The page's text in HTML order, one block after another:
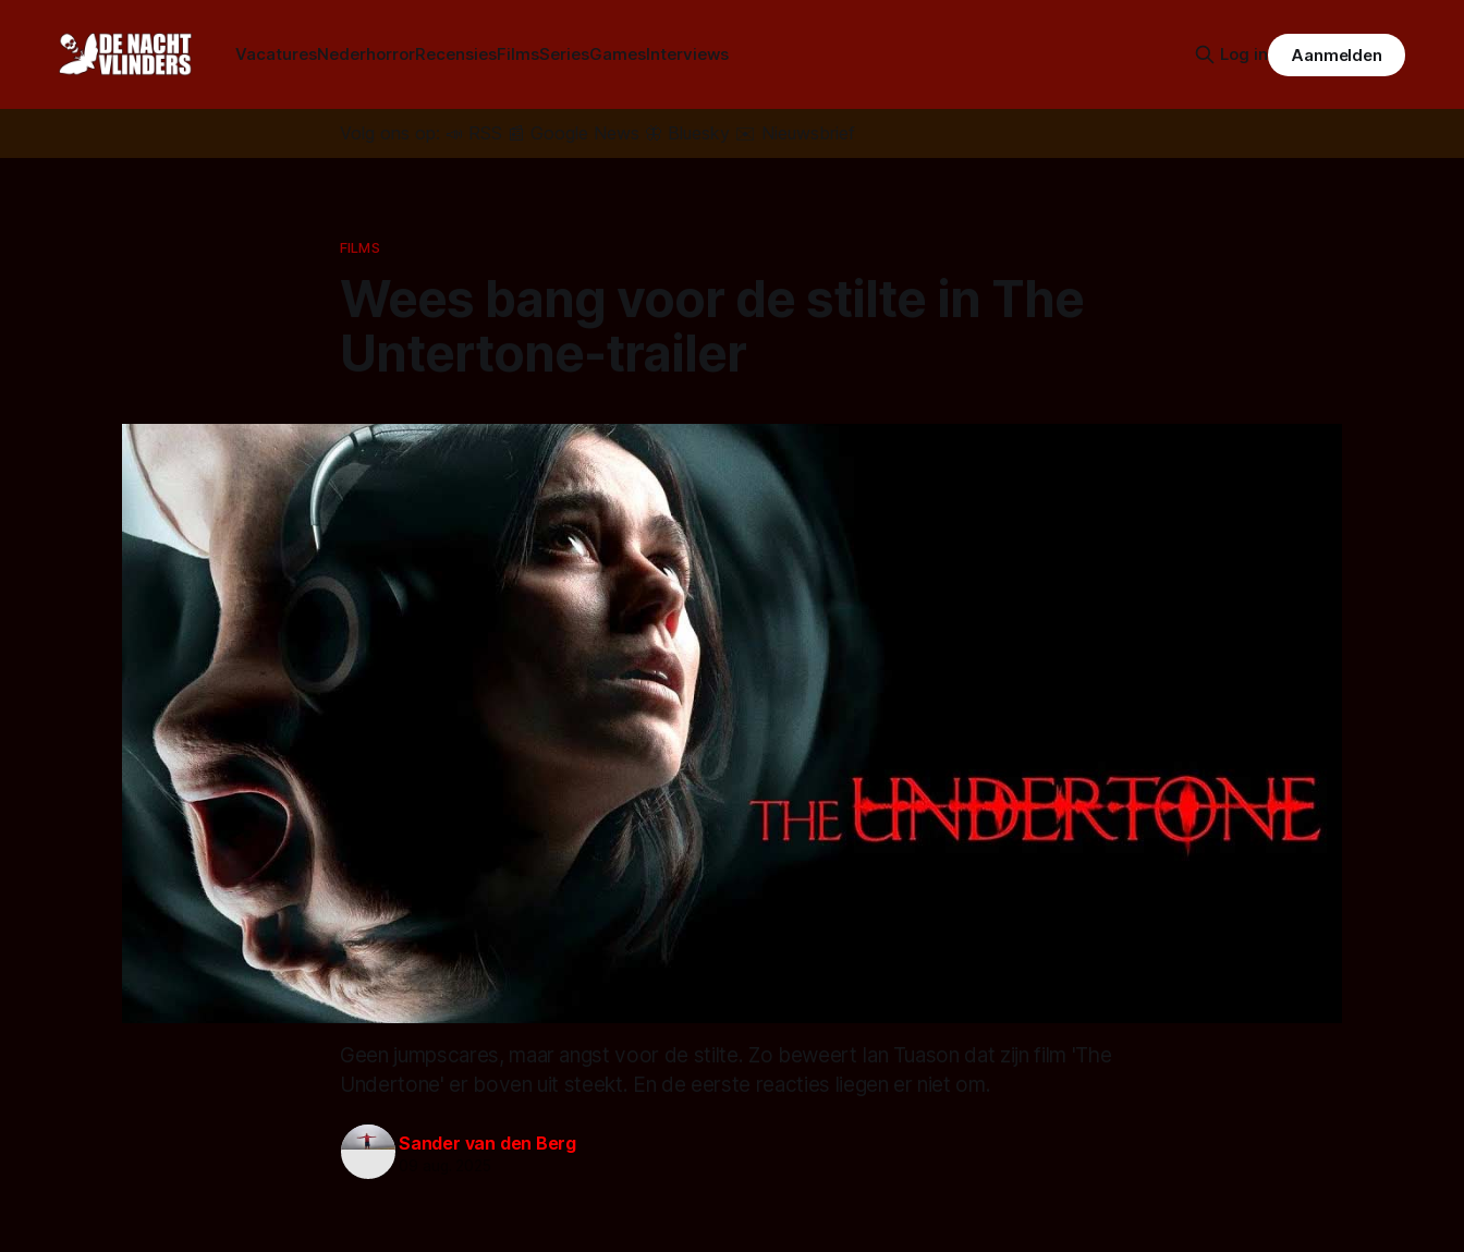
VacaturesNederhorrorRecensiesFilmsSeriesGamesInterviews Log in Aanmelden
Volg ons op: 📣 RSS 📰 Google News 🦋 Bluesky ✉️ Nieuwsbrief
FILMS
Wees bang voor de stilte in The
Untertone-trailer
Geen jumpscares, maar angst voor de stilte. Zo beweert Ian Tuason dat zijn film 'The
Undertone' er boven uit steekt. En de eerste reacties liegen er niet om.
Sander van den Berg